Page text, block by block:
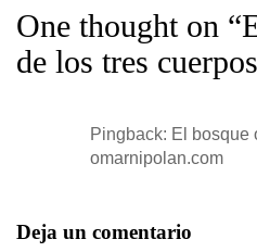
One thought on “
de los tres
Pingback: El bosque
omarnipolan.com
Deja un comentario